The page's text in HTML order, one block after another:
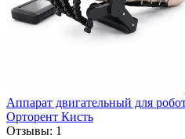
Аппарат двигательный для
Орторент Кисть
Отзывы: 1